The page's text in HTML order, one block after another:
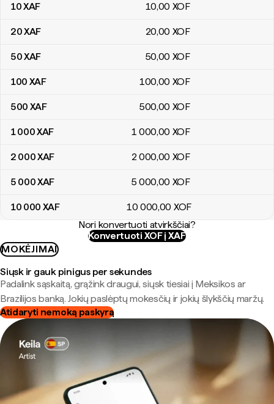
10XAF 10,00 XOF
20XAF 20,00 XOF
50XAF 50,00 XOF
100 XAF 100,00 XOF
500 XAF 500,00 XOF
1 000XAF 1 000,00 XOF
2 000XAF 2 000,00 XOF
5 000XAF 5 000,00 XOF
10 000 XAF 10 000,00 XOF
Nori konvertuoti atvirkščiai?
Konvertuoti XOF į XAF
MOKĖJIMAI
Siųsk ir gauk pinigus per sekundes
Padalink sąskaitą, grąžink draugui, siųsk tiesiai į Meksikos ar
Brazilijos banką. Jokių paslėptų mokesčių ir jokių šlykščių maržų.
Atidaryti nemoką paskyrą